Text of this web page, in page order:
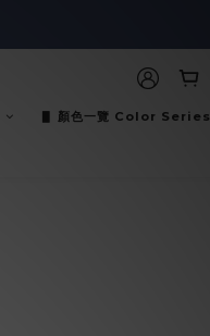
▋ 顏色一覽 Color Series